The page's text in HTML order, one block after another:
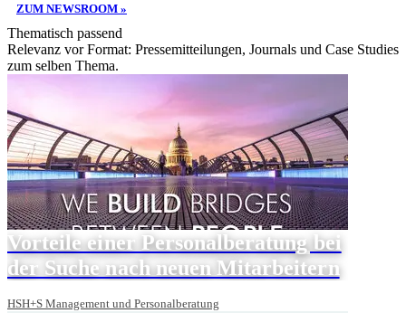
ZUM NEWSROOM »
Thematisch passend
Relevanz vor Format: Pressemitteilungen, Journals und Case Studies
zum selben Thema.
Vorteile einer Personalberatung bei
der Suche nach neuen Mitarbeitern
HSH+S Management und Personalberatung